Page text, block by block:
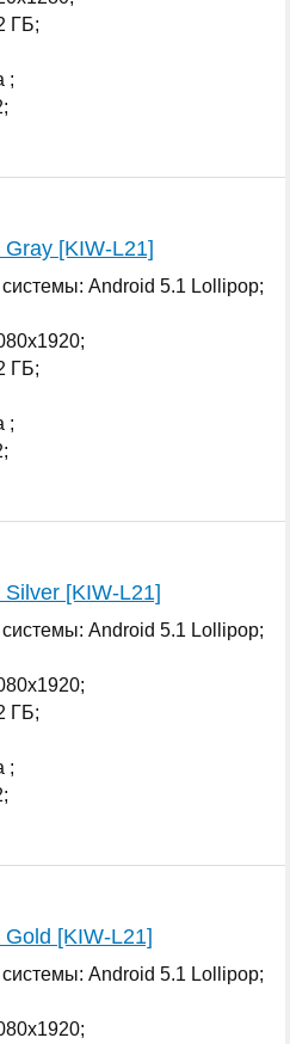
ГБ;
;
[KIW-L21]
Android 5.1 Lollipop;
ГБ;
;
[KIW-L21]
Android 5.1 Lollipop;
ГБ;
;
[KIW-L21]
Android 5.1 Lollipop;